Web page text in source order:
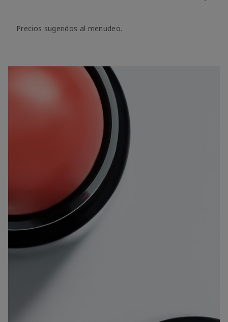
Precios sugeridos al menudeo.